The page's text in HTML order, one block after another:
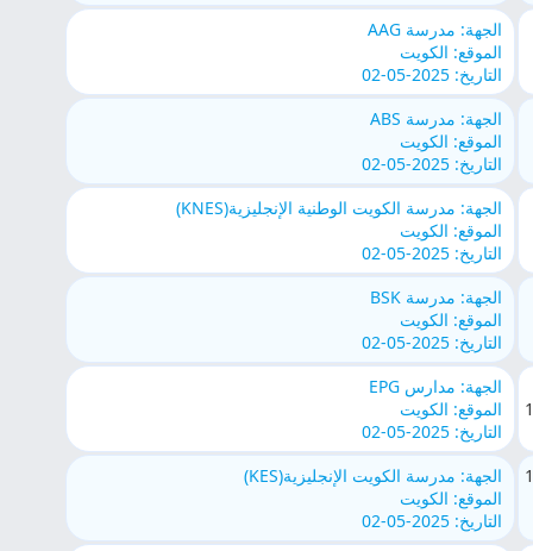
الجهة: مدرسة AAG
الموقع: الكويت
التاريخ: 2025-05-02
الجهة: مدرسة ABS
الموقع: الكويت
التاريخ: 2025-05-02
الجهة: مدرسة الكويت الوطنية الإنجليزية(KNES)
الموقع: الكويت
التاريخ: 2025-05-02
الجهة: مدرسة BSK
الموقع: الكويت
التاريخ: 2025-05-02
الجهة: مدارس EPG
الموقع: الكويت
التاريخ: 2025-05-02
الجهة: مدرسة الكويت الإنجليزية(KES)
الموقع: الكويت
التاريخ: 2025-05-02